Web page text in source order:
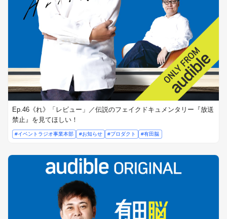
Ep.46《れ》「レビュー」／伝説のフェイクドキュメンタリー『放送
禁止』を見てほしい！
#イベントラジオ事業本部 #お知らせ #プロダクト #有田脳